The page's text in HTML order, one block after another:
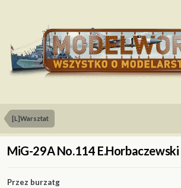
[L]Warsztat
MiG-29A No.114
Przez burzatg